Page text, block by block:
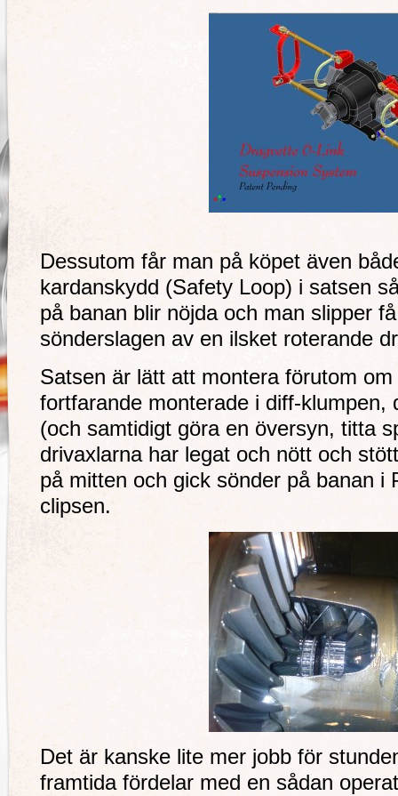
Dessutom får man på köpet även
kardanskydd (Safety Loop) i satsen
på banan blir nöjda och man slipper
sönderslagen av en ilsket roterande
Satsen är lätt att montera förutom
fortfarande monterade i diff-klumpen,
(och samtidigt göra en översyn, titta
drivaxlarna har legat och nött och
på mitten och gick sönder på banan
clipsen.
Det är kanske lite mer jobb för
framtida fördelar med en sådan